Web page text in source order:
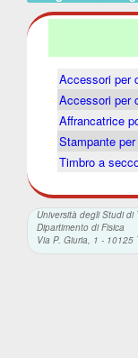
Accessori per
Accessori per
Affrancatrice
Stampante
Timbro a
Università degli Studi di
Dipartimento di Fisica
Via P. Giuria, 1 - 10125